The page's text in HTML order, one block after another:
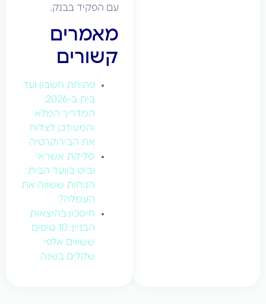
עם הפקיד בבנק.
מאמרים
קשורים
פתיחת חשבון ועד
בית ב-2026:
המדריך המלא
והמעודכן לצלוח
את הבירוקרטיה
סליקת אשראי
וביט בוועד הבית:
הנוחות ששווה את
העמלה?
חיסכון בהוצאות
הבניין: 10 טיפים
ששווים אלפי
שקלים בשנה